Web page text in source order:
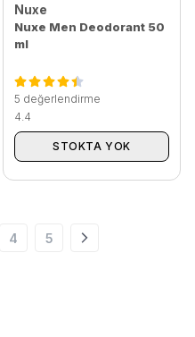
Nuxe
Nuxe Men Deodorant 50
ml
5 değerlendirme
4.4
STOKTA YOK
4 5